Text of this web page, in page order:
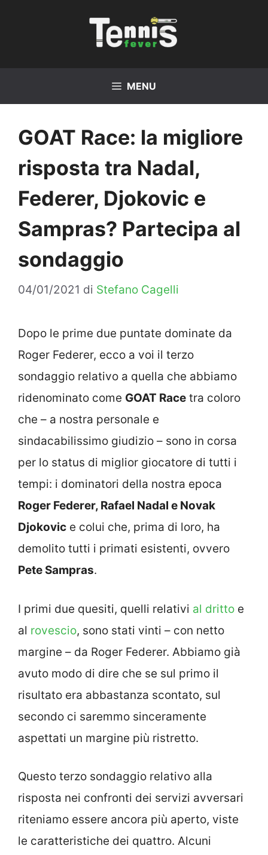
MENU
GOAT Race: la migliore
risposta tra Nadal,
Federer, Djokovic e
Sampras? Partecipa al
sondaggio
04/01/2021 di Stefano Cagelli
Dopo le prime due puntate dominate da
Roger Federer, ecco a voi il terzo
sondaggio relativo a quella che abbiamo
ridenominato come GOAT Race tra coloro
che – a nostra personale e
sindacabilissimo giudizio – sono in corsa
per lo status di miglior giocatore di tutti i
tempi: i dominatori della nostra epoca
Roger Federer, Rafael Nadal e Novak
Djokovic e colui che, prima di loro, ha
demolito tutti i primati esistenti, ovvero
Pete Sampras.
I primi due quesiti, quelli relativi al dritto e
al rovescio, sono stati vinti – con netto
margine – da Roger Federer. Abbiamo già
avuto modo di dire che se sul primo il
risultato era abbastanza scontato, sul
secondo ci saremmo sinceramente
aspettati un margine più ristretto.
Questo terzo sondaggio relativo alla
risposta nei confronti dei servizi avversari
riteniamo essere ancora più aperto, viste
le caratteristiche dei quattro. Alcuni